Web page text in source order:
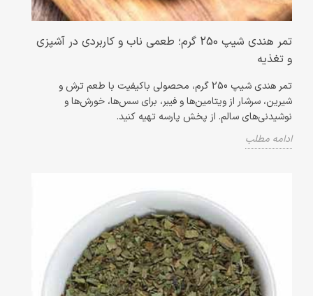
تمر هندی شیپ 250 گرم؛ طعمی ناب و کاربردی در آشپزی
و تغذیه
تمر هندی شیپ 250 گرم، محصولی باکیفیت با طعم ترش و
شیرین، سرشار از ویتامین‌ها و فیبر، برای سس‌ها، خورش‌ها و
نوشیدنی‌های سالم. از پخش پارسه تهیه کنید.
ادامه مطلب